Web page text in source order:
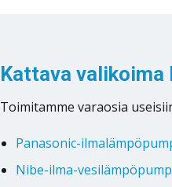
Kattava valikoima
Toimitamme varaosia
Panasonic-
Nibe-ilma-